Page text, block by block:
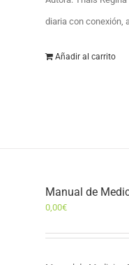
diaria con conexión,
Añadir al carrito
Manual de
0,00€